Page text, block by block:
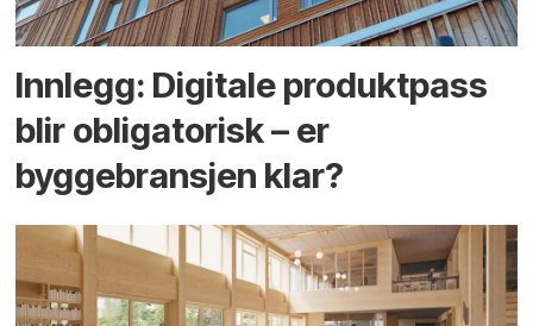
Innlegg: Digitale produktpass
blir obligatorisk – er
byggebransjen klar?